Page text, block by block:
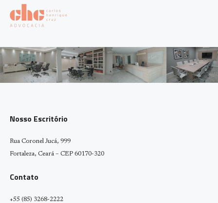
Nosso Escritório
Rua Coronel Jucá, 999
Fortaleza, Ceará – CEP 60170-320
Contato
+55 (85) 3268-2222